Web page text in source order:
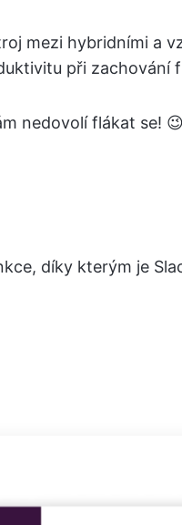
mezi hybridními a
při zachování
nedovolí flákat se! 😉
díky kterým je